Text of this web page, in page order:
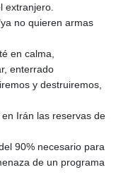
extranjero.
no quieren armas
en calma,
enterrado
y destruiremos,
Irán las reservas de
90% necesario para
de un programa